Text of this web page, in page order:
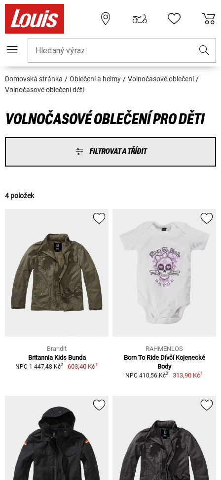
Hledaný výraz
Domovská stránka Oblečení a helmy
Volnočasové oblečení
Volnočasové oblečení děti
VOLNOČASOVÉ OBLEČENÍ PRO DĚTI
FILTROVAT A TŘÍDIT
4 položek
Brandit
Britannia Kids Bunda
NPC 1 447,48 Kč2 603,40 Kč1
RAHMENLOS
Born To Ride Dívčí Kojenecké
Body
NPC 410,56 Kč2 313,90 Kč1